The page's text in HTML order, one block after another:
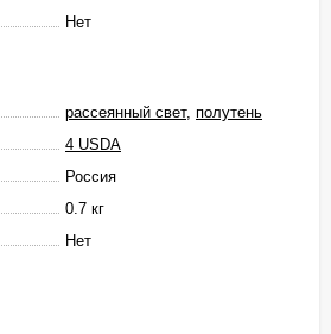
Нет
рассеянный свет, полутень
4 USDA
Россия
0.7 кг
Нет